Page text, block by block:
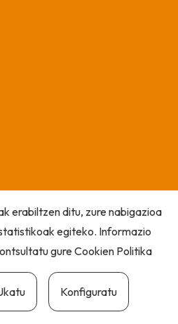
erabiltzen ditu, zure nabigazioa
egiteko. Informazio
gureCookien Politika
Konfiguratu